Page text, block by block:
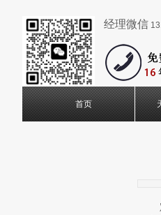
经理微信
首页
定